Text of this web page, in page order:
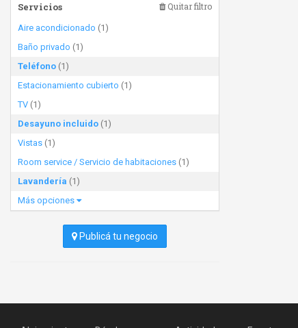
Servicios Quitar filtro
Aire acondicionado (1)
Baño privado (1)
Teléfono (1)
Estacionamiento cubierto (1)
TV (1)
Desayuno incluido (1)
Vistas (1)
Room service / Servicio de habitaciones (1)
Lavandería (1)
Más opciones
Publicá tu negocio